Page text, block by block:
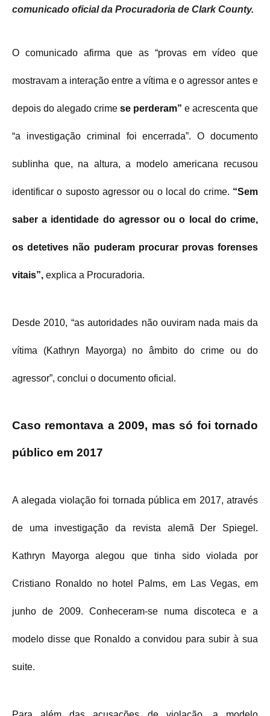
comunicado oficial da Procuradoria de Clark County.
O comunicado afirma que as “provas em vídeo que
mostravam a interação entre a vítima e o agressor antes e
depois do alegado crime se perderam” e acrescenta que
“a investigação criminal foi encerrada”. O documento
sublinha que, na altura, a modelo americana recusou
identificar o suposto agressor ou o local do crime. “Sem
saber a identidade do agressor ou o local do crime,
os detetives não puderam procurar provas forenses
vitais”, explica a Procuradoria.
Desde 2010, “as autoridades não ouviram nada mais da
vítima (Kathryn Mayorga) no âmbito do crime ou do
agressor”, conclui o documento oficial.
Caso remontava a 2009, mas só foi tornado
público em 2017
A alegada violação foi tornada pública em 2017, através
de uma investigação da revista alemã Der Spiegel.
Kathryn Mayorga alegou que tinha sido violada por
Cristiano Ronaldo no hotel Palms, em Las Vegas, em
junho de 2009. Conheceram-se numa discoteca e a
modelo disse que Ronaldo a convidou para subir à sua
suite.